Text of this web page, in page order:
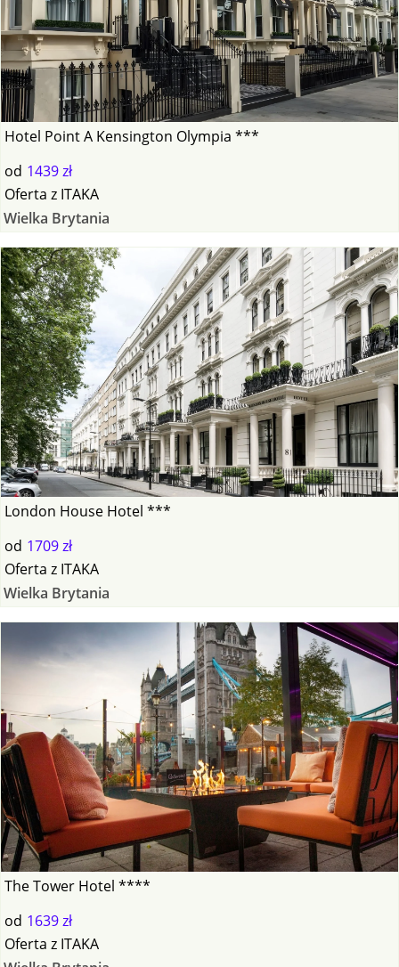
Hotel Point A Kensington Olympia ***
od 1439 zł
Oferta z ITAKA
Wielka Brytania
London House Hotel ***
od 1709 zł
Oferta z ITAKA
Wielka Brytania
The Tower Hotel ****
od 1639 zł
Oferta z ITAKA